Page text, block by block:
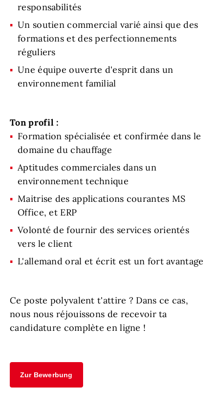
responsabilités
Un soutien commercial varié ainsi que des
formations et des perfectionnements
réguliers
Une équipe ouverte d'esprit dans un
environnement familial
Ton profil :
Formation spécialisée et confirmée dans le
domaine du chauffage
Aptitudes commerciales dans un
environnement technique
Maitrise des applications courantes MS
Office, et ERP
Volonté de fournir des services orientés
vers le client
L'allemand oral et écrit est un fort avantage
Ce poste polyvalent t'attire ? Dans ce cas,
nous nous réjouissons de recevoir ta
candidature complète en ligne !
Zur Bewerbung